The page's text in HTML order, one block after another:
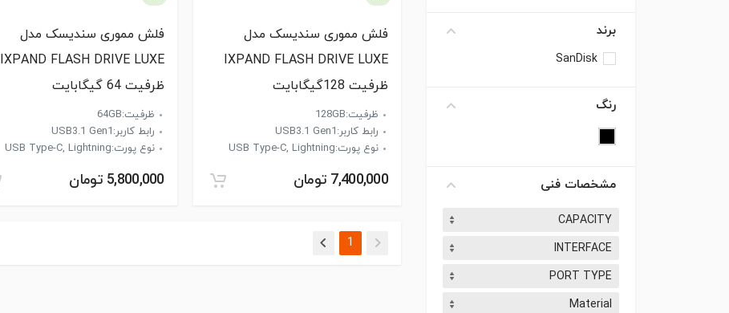
برند
SanDisk
رنگ
مشخصات فنی
CAPACITY
INTERFACE
PORT TYPE
Material
فلش مموری سندیسک مدل
IXPAND FLASH DRIVE LUXE
ظرفیت 128گیگابایت
ظرفیت:128GB
رابط کاربر:USB3.1 Gen1
نوع پورت:USB Type-C, Lightning
7,400,000 تومان
فلش مموری سندیسک مدل
IXPAND FLASH DRIVE LUXE
ظرفیت 64 گیگابایت
ظرفیت:64GB
رابط کاربر:USB3.1 Gen1
نوع پورت:USB Type-C, Lightning
5,800,000 تومان
1